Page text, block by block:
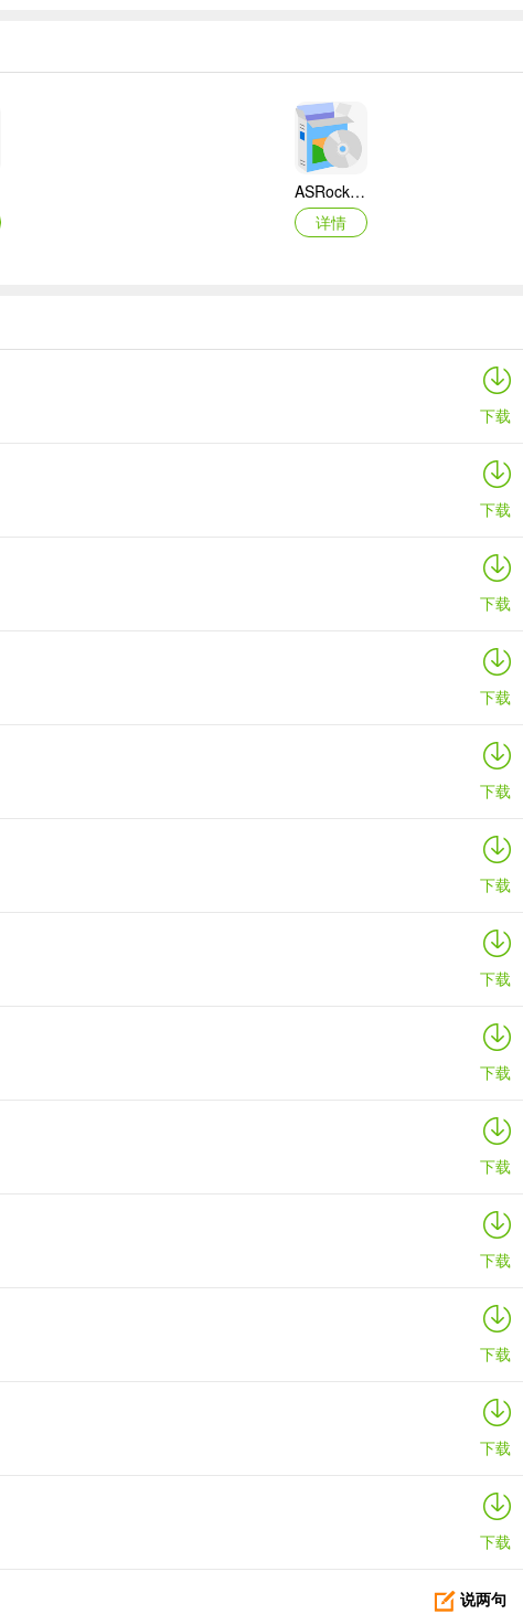
ASRock华擎IMB-A160主板BIOS
详情
映泰Hi-Fi H77S 5.x主板BIOS
下载
下载
下载
下载
下载
下载
下载
下载
下载
下载
下载
下载
下载
说两句